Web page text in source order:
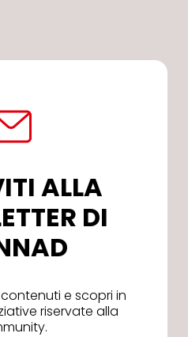
ALLA
DI
e scopri in
riservate alla